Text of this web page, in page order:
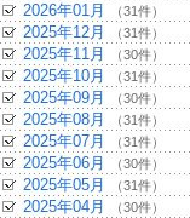
2026年01月 （31件）
2025年12月 （31件）
2025年11月 （30件）
2025年10月 （31件）
2025年09月 （30件）
2025年08月 （31件）
2025年07月 （31件）
2025年06月 （30件）
2025年05月 （31件）
2025年04月 （30件）